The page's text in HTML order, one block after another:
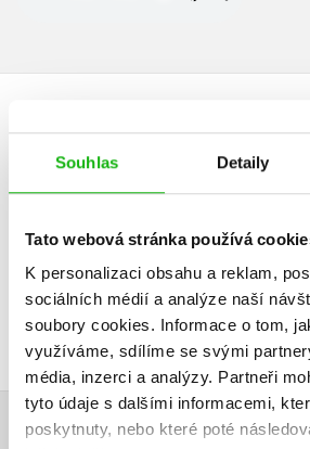
Souhlas Detaily
Tato webová stránka používá
K personalizaci obsahu a reklam,
sociálních médií a analýze naší
soubory cookies. Informace o tom,
využíváme, sdílíme se svými
média, inzerci a analýzy. Partneři
tyto údaje s dalšími informacemi,
poskytnuty, nebo které poté
HODNOCENÍ ČTENÁŘŮ
V současné době nejsou vytvořena žádná
Vaše hodnocení
Uživatelskou recenzi mohou vkládat pouze
Přihlásit
AUTOR KNIHY